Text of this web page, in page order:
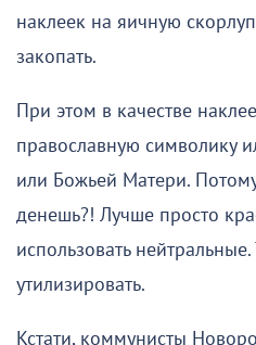
наклеек на яичную
закопать.
При этом в качестве
православную символику
или Божьей Матери.
денешь?! Лучше просто
использовать
утилизировать.
Кстати, коммунисты